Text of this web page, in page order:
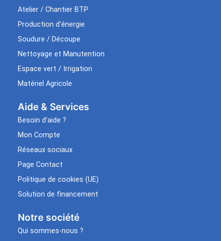
Atelier / Chantier BTP
Production d’énergie
Soudure / Découpe
Nettoyage et Manutention
Espace vert / Irrigation
Matériel Agricole
Aide & Services​
Besoin d’aide ?
Mon Compte
Réseaux sociaux
Page Contact
Politique de cookies (UE)
Solution de financement
Notre société
Qui sommes-nous ?